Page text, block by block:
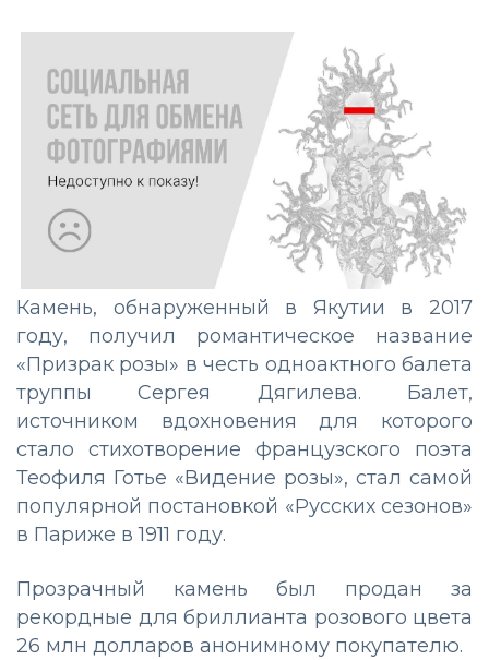
Камень, обнаруженный в Якутии в 2017
году, получил романтическое название
«Призрак розы» в честь одноактного балета
труппы Сергея Дягилева. Балет,
источником вдохновения для которого
стало стихотворение французского поэта
Теофиля Готье «Видение розы», стал самой
популярной постановкой «Русских сезонов»
в Париже в 1911 году.
Прозрачный камень был продан за
рекордные для бриллианта розового цвета
26 млн долларов анонимному покупателю.